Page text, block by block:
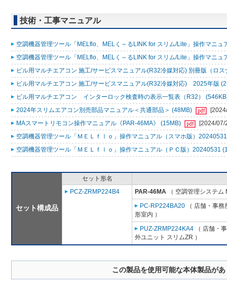
技術・工事マニュアル
空調機器管理ツール「MELflo、MELく～るLINK for スリム/Lite」操作マニュ
空調機器管理ツール「MELflo、MELく～るLINK for スリム/Lite」操作マニュ
ビル用マルチエアコン 施工/サービスマニュアル(R32冷媒対応) 別冊版（ロ
ビル用マルチエアコン 施工/サービスマニュアル(R32冷媒対応) 2025年版
ビル用マルチエアコン インターロック検査時の表示一覧表（R32）
2024年スリムエアコン別売部品マニュアル＜共通部品＞ (48MB)
MAスマートリモコン操作マニュアル《PAR-46MA》 (15MB)
[2024/07/
空調機器管理ツール「ＭＥＬｆｌｏ」操作マニュアル（スマホ版）
空調機器管理ツール「ＭＥＬｆｌｏ」操作マニュアル（ＰＣ版）20240531
セット構成品
セット形名
PCZ-ZRMP224B4
PAR-46MA （ 空調管理システム
PC-RP224BA20 （ 店舗・事
形室内 ）
PUZ-ZRMP224KA4 （ 店舗・
外ユニット スリムZR ）
この製品を使用可能な本体製品が